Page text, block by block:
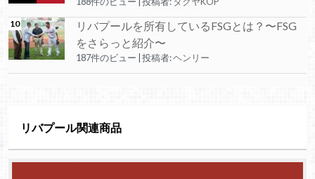
リバプールを所有しているFSGとは？〜FSG
をさらっと紹介〜
187件のビュー 投稿者:ヘンリー
リバプール関連商品